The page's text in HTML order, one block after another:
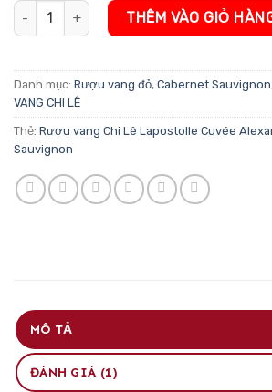
Rượu vang Chi Lê Lapostolle Cuvée
THÊM VÀO GIỎ
Danh mục: Rượu vang đỏ, Cabernet Sauvignon
VANG CHI LÊ
Thẻ: Rượu vang Chi Lê Lapostolle Cuvée
Sauvignon
MÔ TẢ
ĐÁNH GIÁ (1)